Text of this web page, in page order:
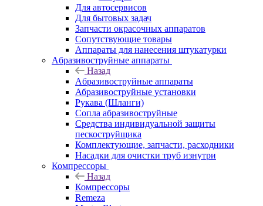
Для автосервисов
Для бытовых задач
Запчасти окрасочных аппаратов
Сопутствующие товары
Аппараты для нанесения штукатурки
Aбразивоструйные аппараты
Назад
Aбразивоструйные аппараты
Абразивоструйные установки
Рукава (Шланги)
Сопла абразивоструйные
Средства индивидуальной защиты
пескоструйщика
Комплектующие, запчасти, расходники
Насадки для очистки труб изнутри
Компрессоры
Назад
Компрессоры
Remeza